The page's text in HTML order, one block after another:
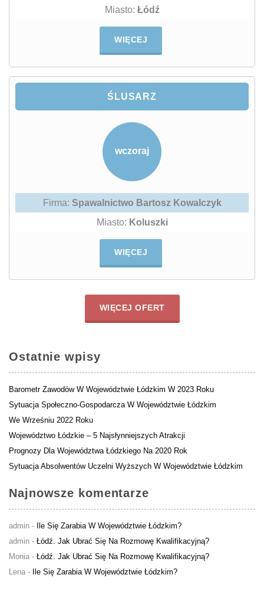
Miasto: Łódź
WIĘCEJ
ŚLUSARZ
wczoraj
Firma: Spawalnictwo Bartosz Kowalczyk
Miasto: Koluszki
WIĘCEJ
WIĘCEJ OFERT
Ostatnie wpisy
Barometr Zawodów W Województwie Łódzkim W 2023 Roku
Sytuacja Społeczno-Gospodarcza W Województwie Łódzkim
We Wrześniu 2022 Roku
Województwo Łódzkie – 5 Najsłynniejszych Atrakcji
Prognozy Dla Województwa Łódzkiego Na 2020 Rok
Sytuacja Absolwentów Uczelni Wyższych W Województwie Łódzkim
Najnowsze komentarze
admin -
Ile Się Zarabia W Województwie Łódzkim?
admin - Łódź. Jak Ubrać Się Na Rozmowę Kwalifikacyjną?
Monia - Łódź. Jak Ubrać Się Na Rozmowę Kwalifikacyjną?
Lena - Ile Się Zarabia W Województwie Łódzkim?